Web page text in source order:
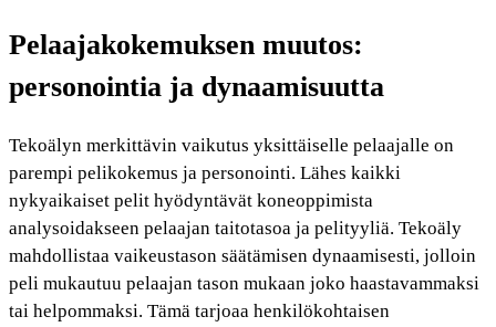
Pelaajakokemuksen muutos:
personointia ja dynaamisuutta
Tekoälyn merkittävin vaikutus yksittäiselle pelaajalle on
parempi pelikokemus ja personointi. Lähes kaikki
nykyaikaiset pelit hyödyntävät koneoppimista
analysoidakseen pelaajan taitotasoa ja pelityyliä. Tekoäly
mahdollistaa vaikeustason säätämisen dynaamisesti, jolloin
peli mukautuu pelaajan tason mukaan joko haastavammaksi
tai helpommaksi. Tämä tarjoaa henkilökohtaisen